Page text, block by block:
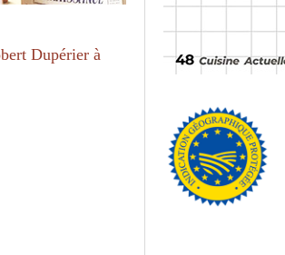
Dupérier à